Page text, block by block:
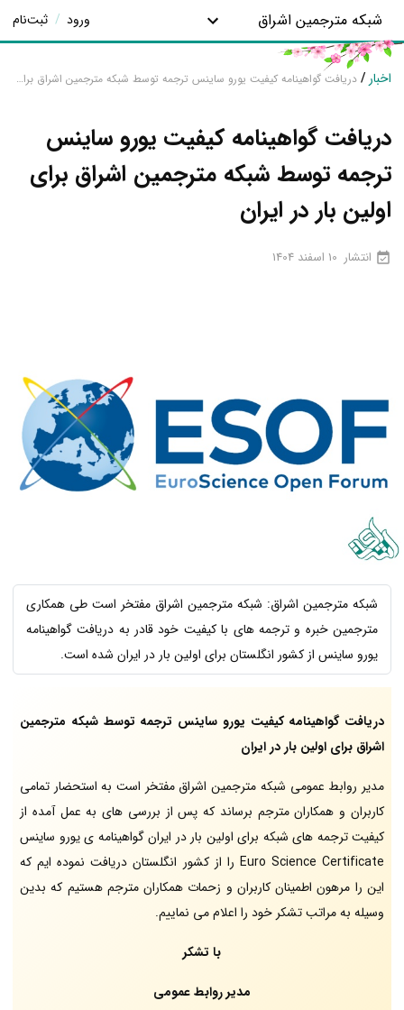
شبکه مترجمین اشراق ورود / ثبت‌نام
اخبار / دریافت گواهینامه کیفیت یورو ساینس ترجمه توسط شبکه مترجمین اشراق برای اولین بار در ایران
دریافت گواهینامه کیفیت یورو ساینس
ترجمه توسط شبکه مترجمین اشراق برای
اولین بار در ایران
انتشار 10 اسفند 1404
شبکه مترجمین اشراق: شبکه مترجمین اشراق مفتخر است طی همکاری
مترجمین خبره و ترجمه های با کیفیت خود قادر به دریافت گواهینامه
یورو ساینس از کشور انگلستان برای اولین بار در ایران شده است.
دریافت گواهینامه کیفیت یورو ساینس ترجمه توسط شبکه مترجمین
اشراق برای اولین بار در ایران
مدیر روابط عمومی شبکه مترجمین اشراق مفتخر است به استحضار تمامی
کاربران و همکاران مترجم برساند که پس از بررسی های به عمل آمده از
کیفیت ترجمه های شبکه برای اولین بار در ایران گواهینامه ی یورو ساینس
Euro Science Certificate را از کشور انگلستان دریافت نموده ایم که
این را مرهون اطمینان کاربران و زحمات همکاران مترجم هستیم که بدین
وسیله به مراتب تشکر خود را اعلام می نماییم.
با تشکر
مدیر روابط عمومی